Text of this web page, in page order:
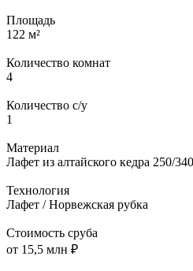
Площадь
122 м²
Количество комнат
4
Количество с/у
1
Материал
Лафет из алтайского кедра 250/
Технология
Лафет / Норвежская рубка
Стоимость сруба
от 15,5 млн ₽